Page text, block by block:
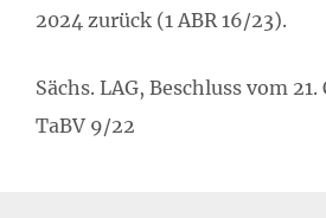
2024 zurück (1 ABR 16/23).
Sächs. LAG, Beschluss vom
TaBV 9/22